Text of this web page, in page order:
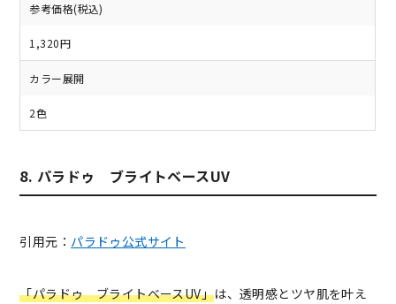
参考価格(税込)
1,320円
カラー展開
2色
8. パラドゥ ブライトベースUV
引用元： パラドゥ公式サイト
「パラドゥ ブライトベースUV」は、透明感とツヤ肌を叶え